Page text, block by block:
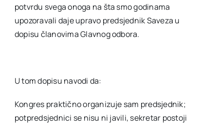
potvrdu svega onoga na šta smo godinama
upozoravali daje upravo predsjednik Saveza u
dopisu članovima Glavnog odbora.
U tom dopisu navodi da:
Kongres praktično organizuje sam predsjednik;
potpredsjednici se nisu ni javili, sekretar postoji